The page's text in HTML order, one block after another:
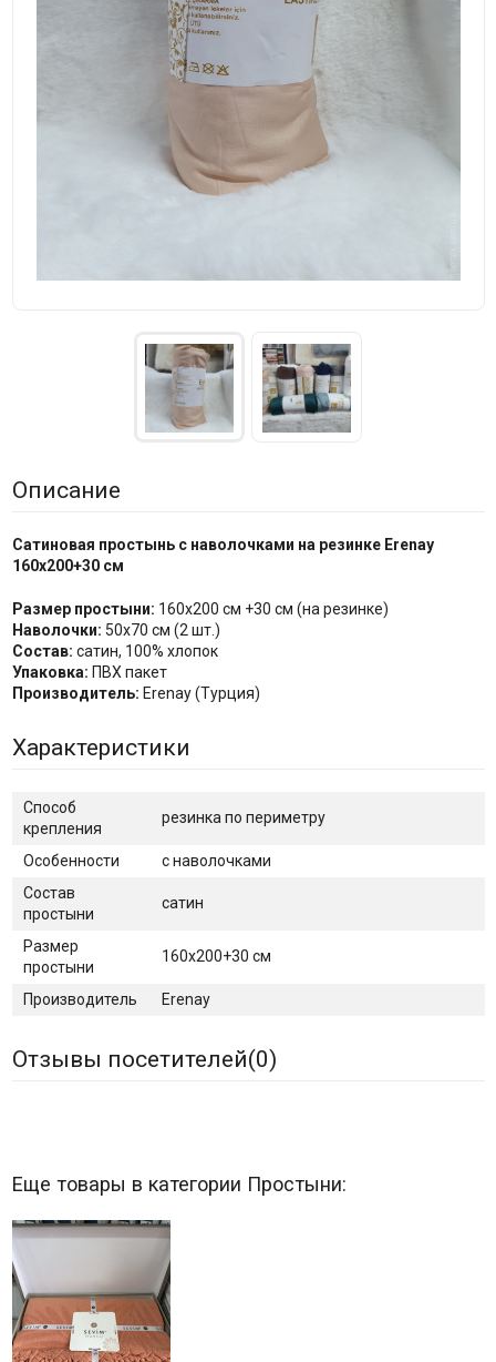
Описание
Сатиновая простынь с наволочками на резинке Erenay
160x200+30 см
Размер простыни: 160х200 см +30 см (на резинке)
Наволочки: 50х70 см (2 шт.)
Состав: сатин, 100% хлопок
Упаковка: ПВХ пакет
Производитель: Erenay (Турция)
Характеристики
Способ
крепления
резинка по периметру
Особенности
с наволочками
Состав
простыни
сатин
Размер
простыни
160х200+30 см
Производитель Erenay
Отзывы посетителей(0)
Еще товары в категории Простыни: